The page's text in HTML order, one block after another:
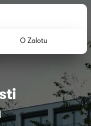
O Zalotu